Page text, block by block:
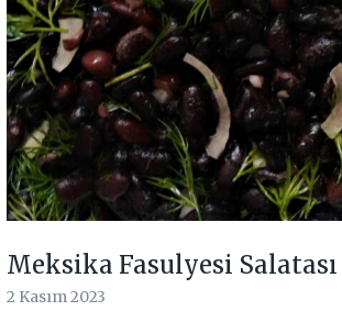
Meksika Fasulyesi Salatası
2 Kasım 2023